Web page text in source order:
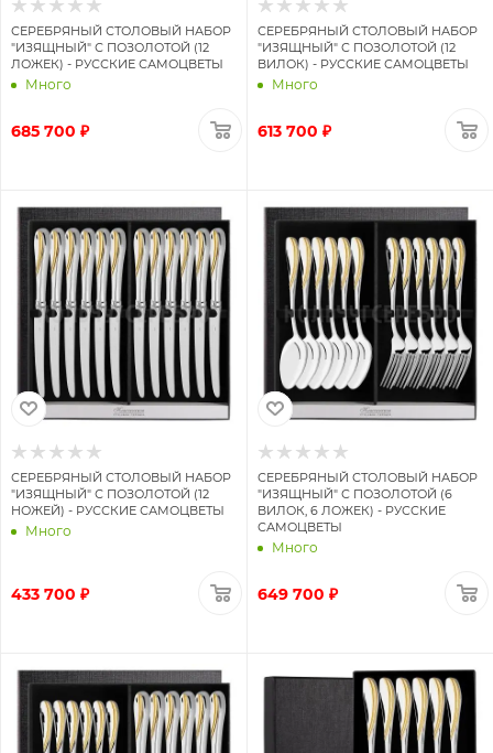
СЕРЕБРЯНЫЙ СТОЛОВЫЙ НАБОР
"ИЗЯЩНЫЙ" С ПОЗОЛОТОЙ (12
ЛОЖЕК) - РУССКИЕ САМОЦВЕТЫ
Много
685 700 ₽
СЕРЕБРЯНЫЙ СТОЛОВЫЙ НАБОР
"ИЗЯЩНЫЙ" С ПОЗОЛОТОЙ (12
ВИЛОК) - РУССКИЕ САМОЦВЕТЫ
Много
613 700 ₽
СЕРЕБРЯНЫЙ СТОЛОВЫЙ НАБОР
"ИЗЯЩНЫЙ" С ПОЗОЛОТОЙ (12
НОЖЕЙ) - РУССКИЕ САМОЦВЕТЫ
Много
433 700 ₽
СЕРЕБРЯНЫЙ СТОЛОВЫЙ НАБОР
"ИЗЯЩНЫЙ" С ПОЗОЛОТОЙ (6
ВИЛОК, 6 ЛОЖЕК) - РУССКИЕ
САМОЦВЕТЫ
Много
649 700 ₽